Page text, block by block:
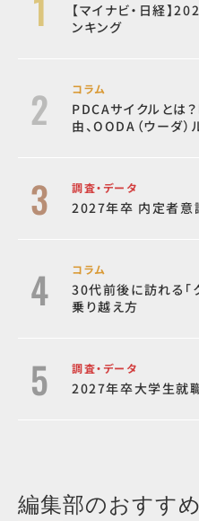
【マイナビ・日経】
ンキング
コラム
PDCAサイクルとは
由、OODA（ウーダ
調査・データ
2027年卒 内定者意
コラム
30代前後に訪れる「
乗り越え方
調査・データ
2027年卒大学生就
編集部のおすすめ